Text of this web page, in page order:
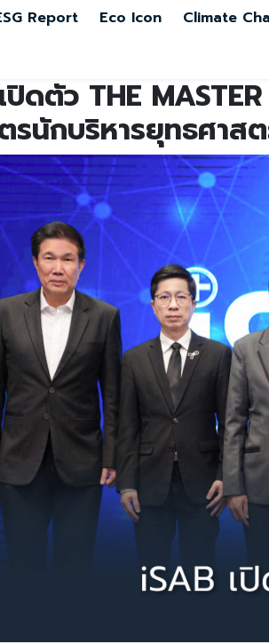
Report Eco Icon Climate
ปิดตัว THE
นักบริหารยุทธศาส